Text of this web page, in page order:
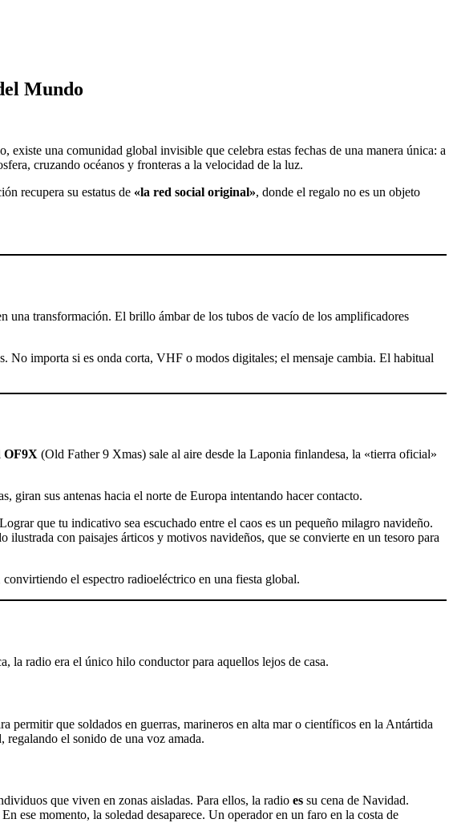
Mundo
una comunidad global invisible que celebra estas fechas de una manera única: a
cruzando océanos y fronteras a la velocidad de la luz.
recupera su estatus de «la red social original», donde el regalo no es un objeto
una transformación. El brillo ámbar de los tubos de vacío de los amplificadores
No importa si es onda corta, VHF o modos digitales; el mensaje cambia. El habitual
OF9X (Old Father 9 Xmas) sale al aire desde la Laponia finlandesa, la «tierra oficial»
giran sus antenas hacia el norte de Europa intentando hacer contacto.
que tu indicativo sea escuchado entre el caos es un pequeño milagro navideño.
con paisajes árticos y motivos navideños, que se convierte en un tesoro para
el espectro radioeléctrico en una fiesta global.
la radio era el único hilo conductor para aquellos lejos de casa.
permitir que soldados en guerras, marineros en alta mar o científicos en la Antártida
el sonido de una voz amada.
que viven en zonas aisladas. Para ellos, la radio es su cena de Navidad.
ese momento, la soledad desaparece. Un operador en un faro en la costa de